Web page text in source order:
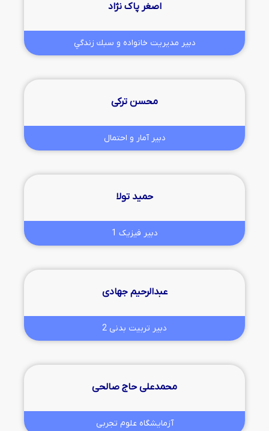
اصغر پاک نژاد
دبیر مديريت خانواده و سبك زندگي
محسن ترکی
دبیر آمار و احتمال
حمید تولا
دبیر فیزیک 1
عبدالرحیم جهادی
دبیر تربیت بدنی 2
محمدعلی حاج صالحی
آزمایشگاه علوم تجربی